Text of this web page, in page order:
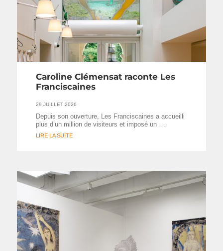
Caroline Clémensat raconte Les
Franciscaines
29 JUILLET 2026
Depuis son ouverture, Les Franciscaines a accueilli
plus d’un million de visiteurs et imposé un …
LIRE LA SUITE